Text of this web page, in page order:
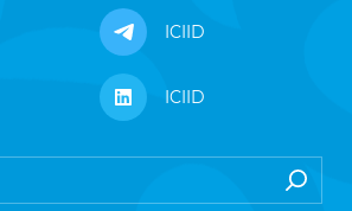
ICIID
ICIID